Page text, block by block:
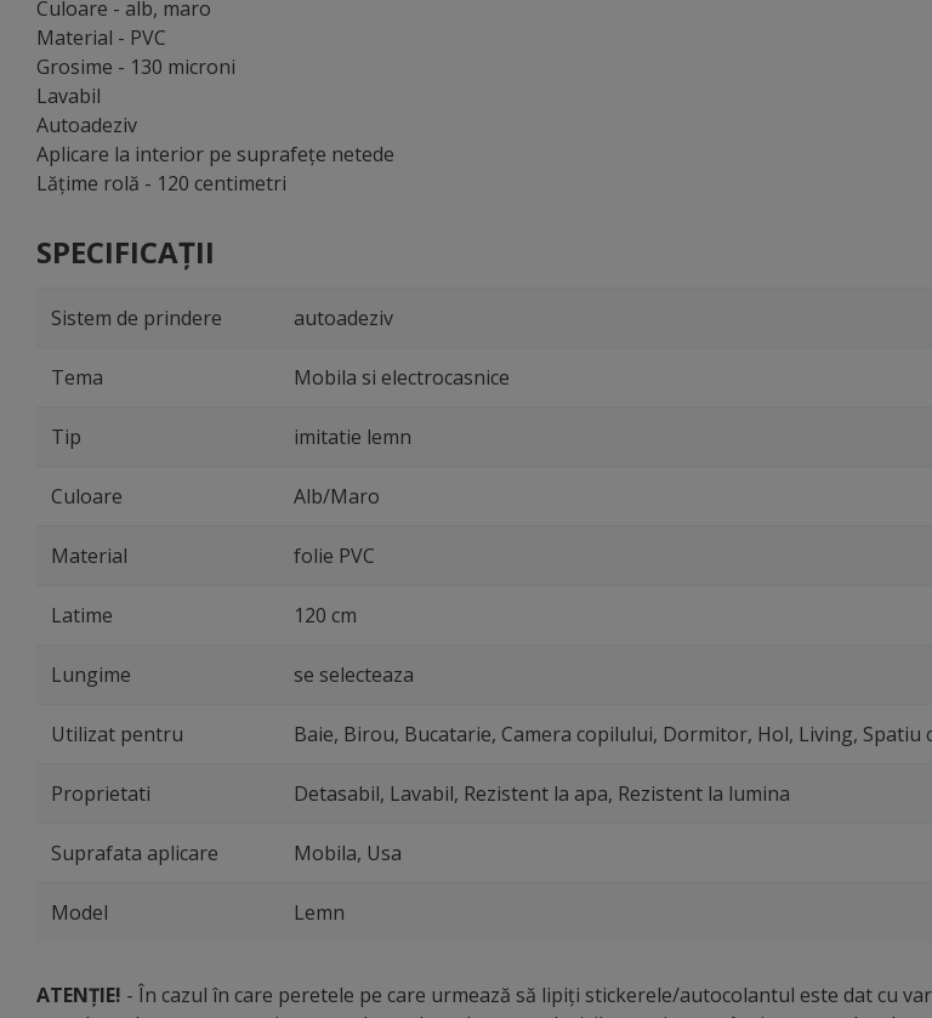
Culoare - alb, maro
Material - PVC
Grosime - 130 microni
Lavabil
Autoadeziv
Aplicare la interior pe suprafeţe netede
Lăţime rolă - 120 centimetri
SPECIFICAȚII
Sistem de prindere autoadeziv
Tema Mobila si electrocasnice
Tip imitatie lemn
Culoare Alb/Maro
Material folie PVC
Latime 120 cm
Lungime se selecteaza
Utilizat pentru Baie, Birou, Bucatarie, Camera copilului, Dormitor, Hol, Living, Spatiu
Proprietati Detasabil, Lavabil, Rezistent la apa, Rezistent la lumina
Suprafata aplicare Mobila, Usa
Model Lemn
ATENȚIE! - În cazul în care peretele pe care urmează să lipiți stickerele/autocolantul este dat cu